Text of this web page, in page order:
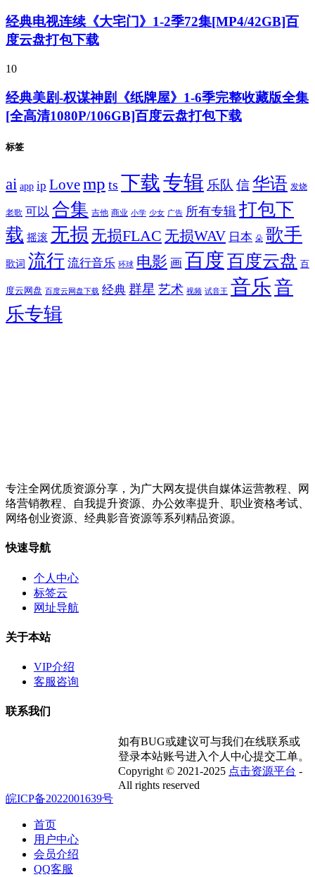
经典电视连续《大宅门》1-2季72集[MP4/42GB]百
度云盘打包下载
10
经典美剧-权谋神剧《纸牌屋》1-6季完整收藏版全集
[全高清1080P/106GB]百度云盘打包下载
标签
ai app ip Lovemp ts 下载专辑 乐队 信华语 发烧
老歌 可以 合集 吉他 商业 小学 少女 广告 所有专辑 打包下
载 摇滚 无损 无损FLAC 无损WAV 日本 朵 歌手
歌词 流行 流行音乐 环球 电影 画 百度百度云盘 百
度云网盘 百度云网盘下载 经典 群星 艺术 视频 试音王 音乐音
乐专辑
专注全网优质资源分享，为广大网友提供自媒体运营教程、网
络营销教程、自我提升资源、办公效率提升、职业资格考试、
网络创业资源、经典影音资源等系列精品资源。
快速导航
个人中心
标签云
网址导航
关于本站
VIP介绍
客服咨询
联系我们
如有BUG或建议可与我们在线联系或
登录本站账号进入个人中心提交工单。
Copyright © 2021-2025 点击资源平台 -
All rights reserved
皖ICP备2022001639号
首页
用户中心
会员介绍
QQ客服